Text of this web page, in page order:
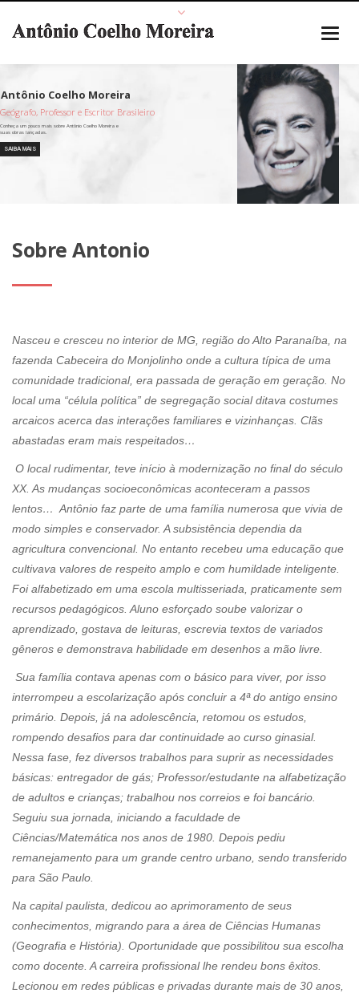
Geógrafo, Professor e Escritor Brasileiro
SAIBA MAIS
Sobre Antonio
Nasceu e cresceu no interior de MG, região do Alto Paranaíba, na
fazenda Cabeceira do Monjolinho onde a cultura típica de uma
comunidade tradicional, era passada de geração em geração. No
local uma “célula política” de segregação social ditava costumes
arcaicos acerca das interações familiares e vizinhanças. Clãs
abastadas eram mais respeitados…
O local rudimentar, teve início à modernização no final do século
XX. As mudanças socioeconômicas aconteceram a passos
lentos… Antônio faz parte de uma família numerosa que vivia de
modo simples e conservador. A subsistência dependia da
agricultura convencional. No entanto recebeu uma educação que
cultivava valores de respeito amplo e com humildade inteligente.
Foi alfabetizado em uma escola multisseriada, praticamente sem
recursos pedagógicos. Aluno esforçado soube valorizar o
aprendizado, gostava de leituras, escrevia textos de variados
gêneros e demonstrava habilidade em desenhos a mão livre.
Sua família contava apenas com o básico para viver, por isso
interrompeu a escolarização após concluir a 4ª do antigo ensino
primário. Depois, já na adolescência, retomou os estudos,
rompendo desafios para dar continuidade ao curso ginasial.
Nessa fase, fez diversos trabalhos para suprir as necessidades
básicas: entregador de gás; Professor/estudante na alfabetização
de adultos e crianças; trabalhou nos correios e foi bancário.
Seguiu sua jornada, iniciando a faculdade de
Ciências/Matemática nos anos de 1980. Depois pediu
remanejamento para um grande centro urbano, sendo transferido
para São Paulo.
Na capital paulista, dedicou ao aprimoramento de seus
conhecimentos, migrando para a área de Ciências Humanas
(Geografia e História). Oportunidade que possibilitou sua escolha
como docente. A carreira profissional lhe rendeu bons êxitos.
Lecionou em redes públicas e privadas durante mais de 30 anos,